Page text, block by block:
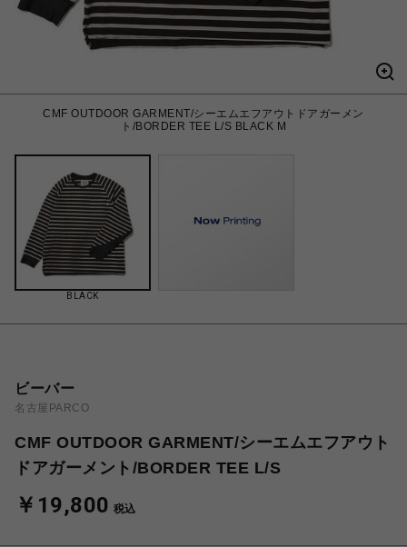
CMF OUTDOOR GARMENT/シーエムエフアウトドアガーメン
ト/BORDER TEE L/S BLACK M
BLACK
ビーバー
名古屋PARCO
CMF OUTDOOR GARMENT/シーエムエフアウト
ドアガーメント/BORDER TEE L/S
￥19,800 税込